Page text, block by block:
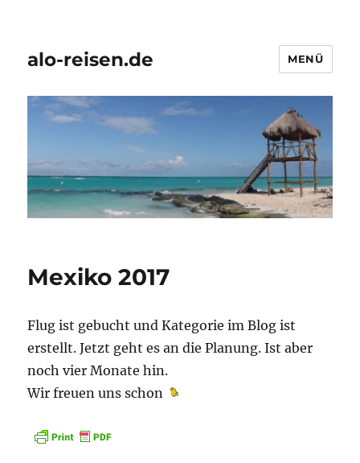
alo-reisen.de MENÜ
Mexiko 2017
Flug ist gebucht und Kategorie im Blog ist
erstellt. Jetzt geht es an die Planung. Ist aber
noch vier Monate hin.
Wir freuen uns schon